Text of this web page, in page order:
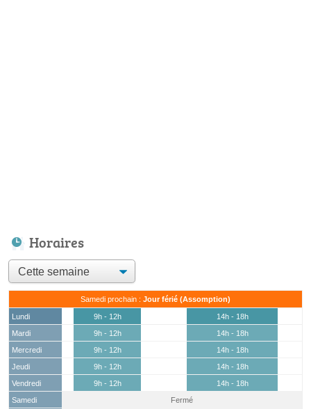
Horaires
Samedi prochain : Jour férié (Assomption)
Lundi 9h - 12h
14h - 18h
Mardi
9h - 12h
14h - 18h
Mercredi
9h - 12h
14h - 18h
Jeudi
9h - 12h
14h - 18h
Vendredi
9h - 12h
14h - 18h
Samedi
Fermé